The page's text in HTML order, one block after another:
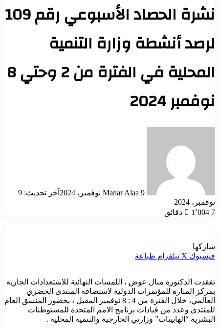
نشرة الحصاد الأسبوعي رقم 109
لرصد أنشطة وزارة التنمية
المحلية في الفترة من 2 وحتي 8
نوفمبر 2024
Manar Alaa 9 نوفمبر، 2024
آخر تحديث: 9
نوفمبر، 2024
1٬004 7 دقائق
شاركها
فيسبوك ‫X تيلقرام طباعة
تفقدت الدكتورة منال عوض ، اللمسات النهائية للاستعدادات الجارية
بمركز المنارة للمؤتمرات الدولية لاستضافة المنتدى الحضري
العالمي، خلال الفترة من 4 : 8 نوفمبر المقبل ، بحضور المنسق العام
للمنتدي وعدد من قيادات برنامج الامم المتحدة للمستوطنات
البشرية “الهابيتات” وزارتي الخارجية والتنمية المحلية .